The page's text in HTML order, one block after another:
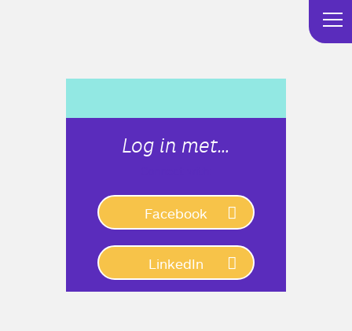
Log in met…
Facebook
LinkedIn